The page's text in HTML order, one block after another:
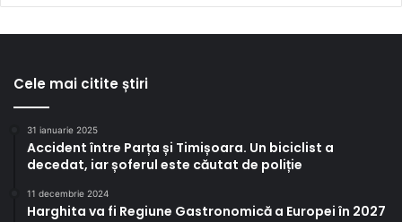
Cele mai citite știri
31 ianuarie 2025
Accident între Parța și Timișoara. Un biciclist a
decedat, iar șoferul este căutat de poliție
11 decembrie 2024
Harghita va fi Regiune Gastronomică a Europei în 2027